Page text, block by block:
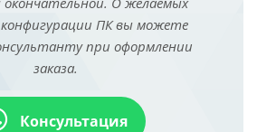
конфигурации ПК вы можете
при оформлении
заказа.
Консультация